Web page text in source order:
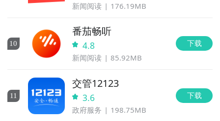
新闻阅读 176.19MB
10
番茄畅听
4.8
新闻阅读 85.92MB
下载
11
交管12123
3.6
政府服务 198.75MB
下载